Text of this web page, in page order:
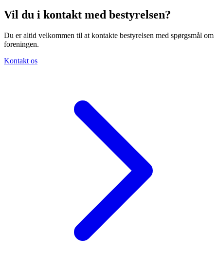
Vil du i kontakt med bestyrelsen?
Du er altid velkommen til at kontakte bestyrelsen med spørgsmål om
foreningen.
Kontakt os